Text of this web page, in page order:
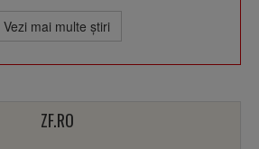
Vezi mai multe ştiri
ZF.RO